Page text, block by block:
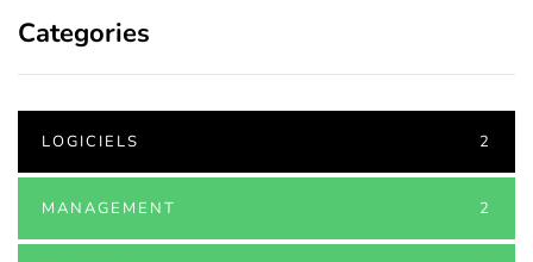
Categories
LOGICIELS 2
MANAGEMENT 2